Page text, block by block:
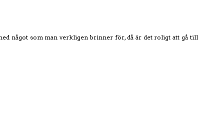
något som man verkligen brinner för, då är det roligt att gå till